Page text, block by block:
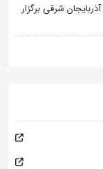
نوجوانان از 17 مرداد در آذربایجان شرقی برگزار